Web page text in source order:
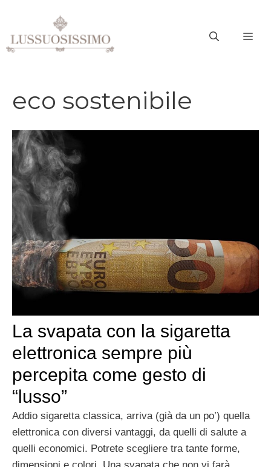
contenuto
eco sostenibile
La svapata con la sigaretta
elettronica sempre più
percepita come gesto di
“lusso”
Addio sigaretta classica, arriva (già da un po’) quella
elettronica con diversi vantaggi, da quelli di salute a
quelli economici. Potrete scegliere tra tante forme,